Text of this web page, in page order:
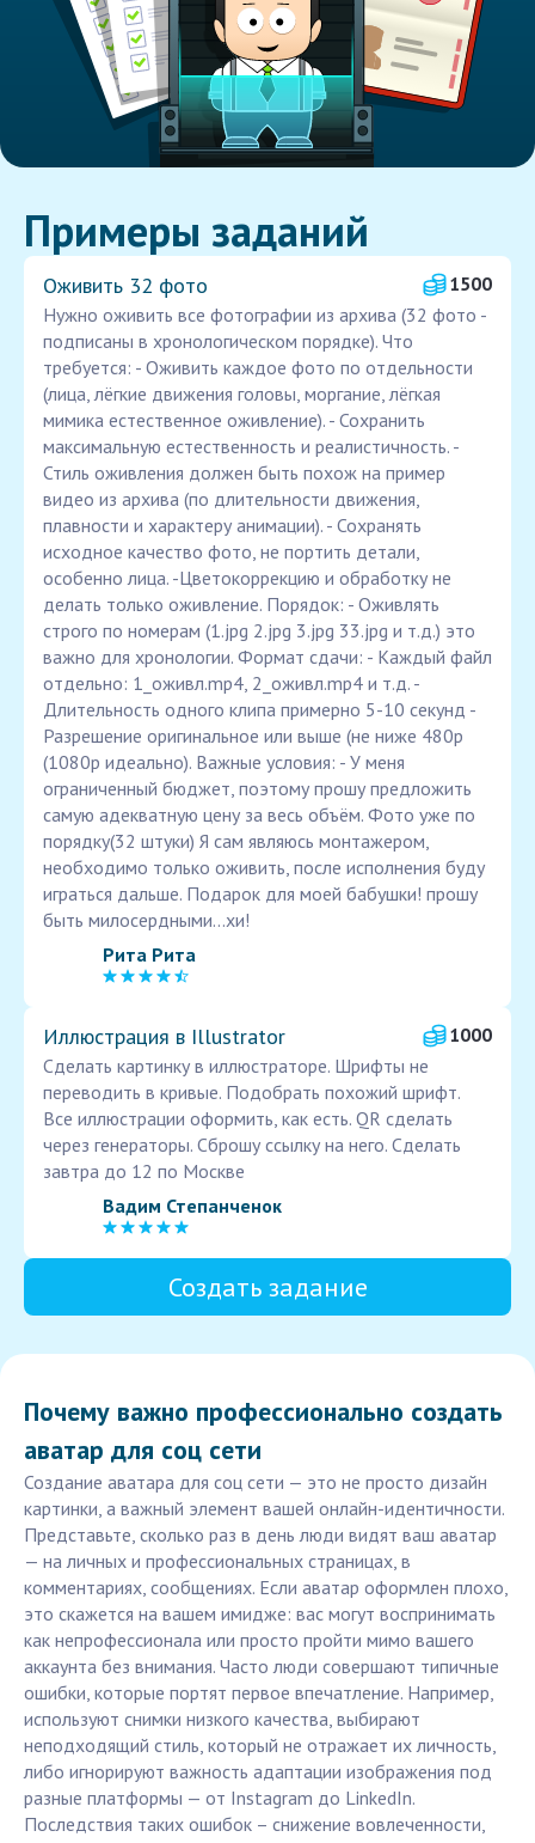
Примеры заданий
Оживить 32 фото
1500
Нужно оживить все фотографии из архива (32 фото -
подписаны в хронологическом порядке). Что
требуется: - Оживить каждое фото по отдельности
(лица, лёгкие движения головы, моргание, лёгкая
мимика естественное оживление). - Сохранить
максимальную естественность и реалистичность. -
Стиль оживления должен быть похож на пример
видео из архива (по длительности движения,
плавности и характеру анимации). - Сохранять
исходное качество фото, не портить детали,
особенно лица. -Цветокоррекцию и обработку не
делать только оживление. Порядок: - Оживлять
строго по номерам (1.jpg 2.jpg 3.jpg 33.jpg и т.д.) это
важно для хронологии. Формат сдачи: - Каждый файл
отдельно: 1_оживл.mp4, 2_оживл.mp4 и т.д. -
Длительность одного клипа примерно 5-10 секунд -
Разрешение оригинальное или выше (не ниже 480p
(1080p идеально). Важные условия: - У меня
ограниченный бюджет, поэтому прошу предложить
самую адекватную цену за весь объём. Фото уже по
порядку(32 штуки) Я сам являюсь монтажером,
необходимо только оживить, после исполнения буду
играться дальше. Подарок для моей бабушки! прошу
быть милосердными...хи!
Рита Рита
Иллюстрация в Illustrator
1000
Сделать картинку в иллюстраторе. Шрифты не
переводить в кривые. Подобрать похожий шрифт.
Все иллюстрации оформить, как есть. QR сделать
через генераторы. Сброшу ссылку на него. Сделать
завтра до 12 по Москве
Вадим Степанченок
Создать задание
Почему важно профессионально создать
аватар для соц сети
Создание аватара для соц сети — это не просто дизайн
картинки, а важный элемент вашей онлайн-идентичности.
Представьте, сколько раз в день люди видят ваш аватар
— на личных и профессиональных страницах, в
комментариях, сообщениях. Если аватар оформлен плохо,
это скажется на вашем имидже: вас могут воспринимать
как непрофессионала или просто пройти мимо вашего
аккаунта без внимания. Часто люди совершают типичные
ошибки, которые портят первое впечатление. Например,
используют снимки низкого качества, выбирают
неподходящий стиль, который не отражает их личность,
либо игнорируют важность адаптации изображения под
разные платформы — от Instagram до LinkedIn.
Последствия таких ошибок – снижение вовлеченности,